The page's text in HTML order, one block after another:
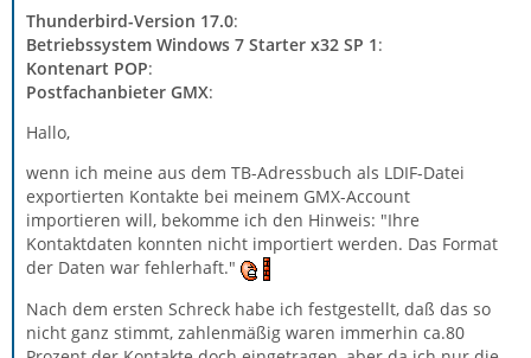
Thunderbird-Version 17.0:
Betriebssystem Windows 7 Starter x32 SP 1:
Kontenart POP:
Postfachanbieter GMX:
Hallo,
wenn ich meine aus dem TB-Adressbuch als LDIF-Datei
exportierten Kontakte bei meinem GMX-Account
importieren will, bekomme ich den Hinweis: "Ihre
Kontaktdaten konnten nicht importiert werden. Das Format
der Daten war fehlerhaft."
Nach dem ersten Schreck habe ich festgestellt, daß das so
nicht ganz stimmt, zahlenmäßig waren immerhin ca.80